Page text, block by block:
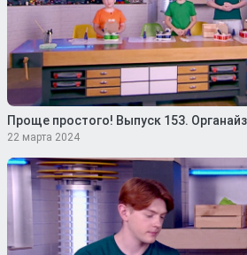
Проще простого! Выпуск 153.
22 марта 2024